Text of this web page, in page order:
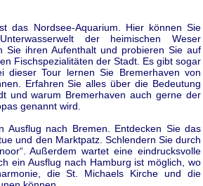
das Nordsee-Aquarium. Hier können Sie
der heimischen Weser
Sie ihren Aufenthalt und probieren Sie auf
Fischspezialitäten der Stadt. Es gibt sogar
dieser Tour lernen Sie Bremerhaven von
Erfahren Sie alles über die Bedeutung
und warum Bremerhaven auch gerne der
genannt wird.
Ausflug nach Bremen. Entdecken Sie das
und den Marktpatz. Schlendern Sie durch
Außerdem wartet eine eindrucksvolle
ein Ausflug nach Hamburg ist möglich, wo
die St. Michaels Kirche und die